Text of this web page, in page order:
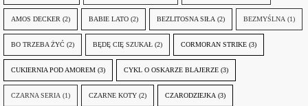
AMOS DECKER (2) BABIE LATO (2) BEZLITOSNA SIŁA (2) BEZMYŚLNA (1)
BO TRZEBA ŻYĆ (2) BĘDĘ CIĘ SZUKAŁ (2) CORMORAN STRIKE (3)
CUKIERNIA POD AMOREM (3) CYKL O OSKARZE BLAJERZE (3)
CZARNA SERIA (1) CZARNE KOTY (2) CZARODZIEJKA (3)